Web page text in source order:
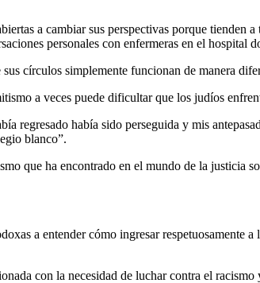
a cambiar sus perspectivas porque
personales con enfermeras en el hospital
círculos simplemente funcionan de manera
a veces puede dificultar que los judíos
regresado había sido perseguida y mis
blanco”.
que ha encontrado en el mundo de la justicia
a entender cómo ingresar
con la necesidad de luchar contra el